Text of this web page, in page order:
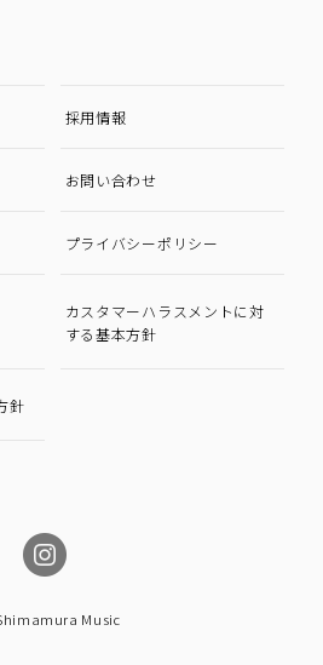
採用情報
お問い合わせ
プライバシーポリシー
カスタマーハラスメントに対
する基本方針
針
Music